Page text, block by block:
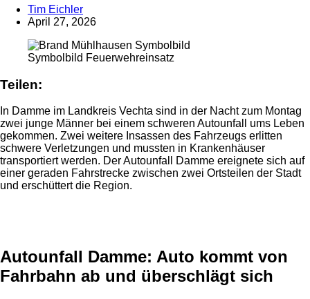
Tim Eichler
April 27, 2026
Symbolbild Feuerwehreinsatz
Teilen:
In Damme im Landkreis Vechta sind in der Nacht zum Montag
zwei junge Männer bei einem schweren Autounfall ums Leben
gekommen. Zwei weitere Insassen des Fahrzeugs erlitten
schwere Verletzungen und mussten in Krankenhäuser
transportiert werden. Der Autounfall Damme ereignete sich auf
einer geraden Fahrstrecke zwischen zwei Ortsteilen der Stadt
und erschüttert die Region.
Autounfall Damme: Auto kommt von
Fahrbahn ab und überschlägt sich